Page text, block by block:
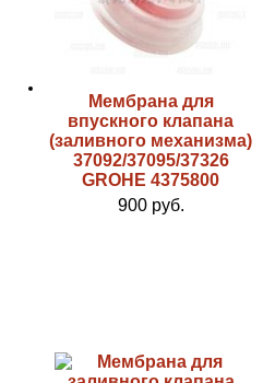
Мембрана для
впускного клапана
(заливного механизма)
37092/37095/37326
GROHE 4375800
900 руб.